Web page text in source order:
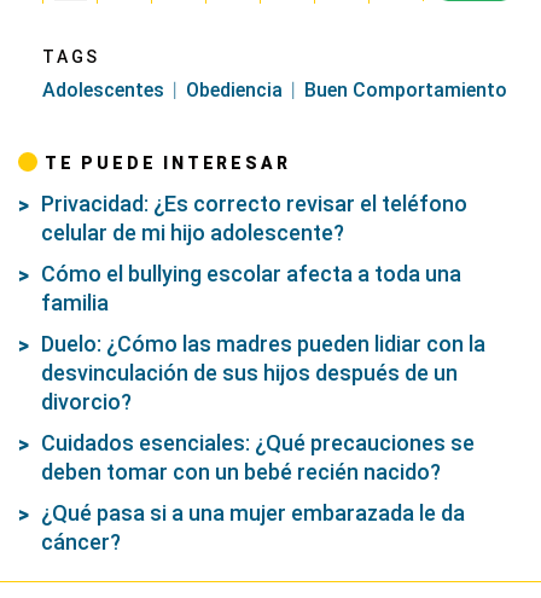
TAGS
Adolescentes Obediencia Buen Comportamiento
TE PUEDE INTERESAR
Privacidad: ¿Es correcto revisar el teléfono
celular de mi hijo adolescente?
Cómo el bullying escolar afecta a toda una
familia
Duelo: ¿Cómo las madres pueden lidiar con la
desvinculación de sus hijos después de un
divorcio?
Cuidados esenciales: ¿Qué precauciones se
deben tomar con un bebé recién nacido?
¿Qué pasa si a una mujer embarazada le da
cáncer?